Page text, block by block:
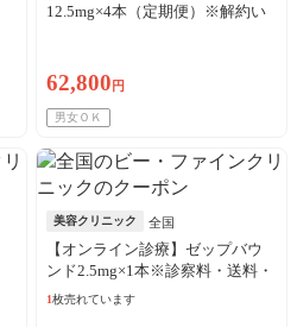
12.5mg×4本（定期便）※解約い
62,800 円
男女ＯＫ
美容クリニック 全国
【オンライン診療】ゼップバウ
ンド2.5mg×1本※診察料・送料・
アルコール綿込／リピート可
1枚売れています